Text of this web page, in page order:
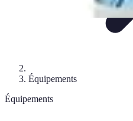
Équipements
Équipements